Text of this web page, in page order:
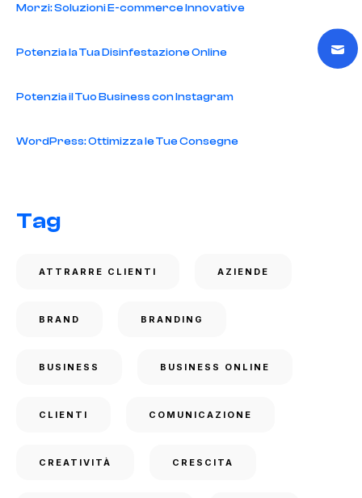
Morzi: Soluzioni E-commerce Innovative
Potenzia la Tua Disinfestazione Online
Potenzia il Tuo Business con Instagram
WordPress: Ottimizza le Tue Consegne
Tag
ATTRARRE CLIENTI AZIENDE
BRAND BRANDING
BUSINESS BUSINESS ONLINE
CLIENTI COMUNICAZIONE
CREATIVITÀ CRESCITA